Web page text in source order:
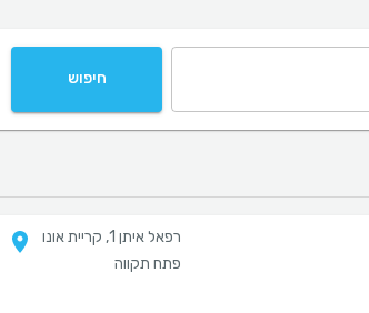
חיפוש
רפאל איתן 1, קריית אונו
פתח תקווה